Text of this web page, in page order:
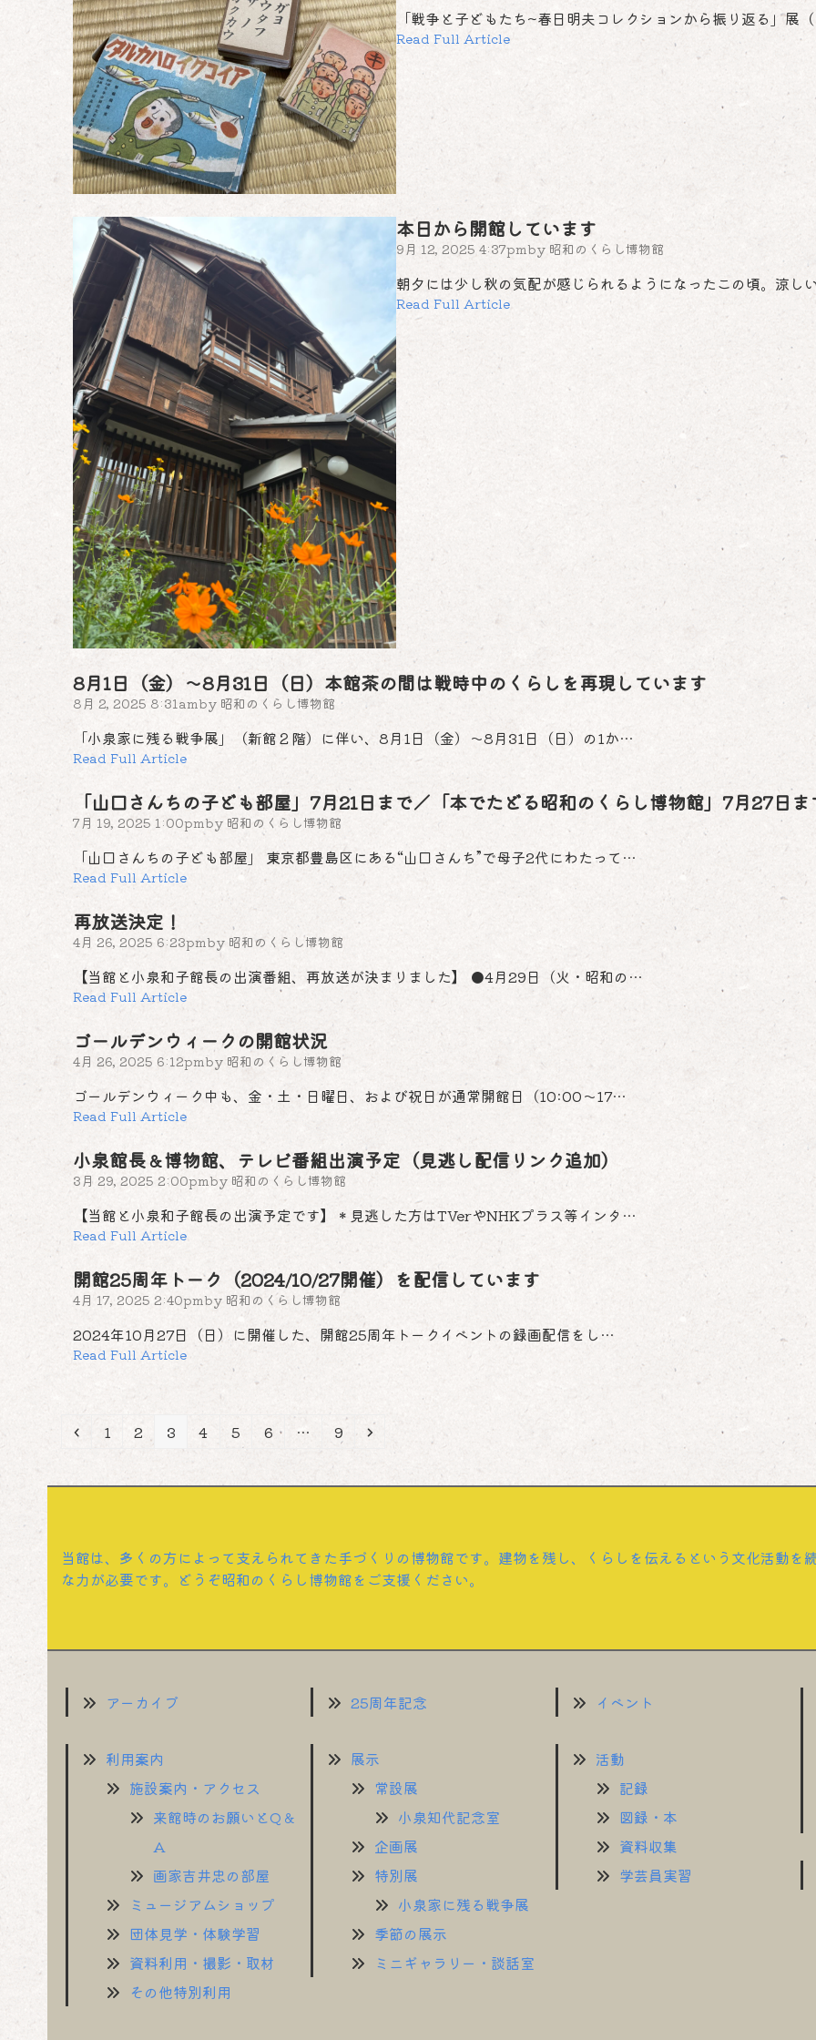
「戦争と子どもたち~春日明夫コレクションから振り返る」展
Read Full Article
本日から開館しています
9月 12, 2025 4:37pmby 昭和のくらし博物館
朝夕には少し秋の気配が感じられるようになったこの頃。涼
Read Full Article
8月1日（金）～8月31日（日）本館茶の間は戦時中のくらしを再現しています
8月 2, 2025 8:31amby 昭和のくらし博物館
「小泉家に残る戦争展」（新館２階）に伴い、8月1日（金）～8月31日（日）の1か…
Read Full Article
「山口さんちの子ども部屋」7月21日まで／「本でたどる昭和のくらし博物館」7月27日ま
7月 19, 2025 1:00pmby 昭和のくらし博物館
「山口さんちの子ども部屋」 東京都豊島区にある“山口さんち”で母子2代にわたって…
Read Full Article
再放送決定！
4月 26, 2025 6:23pmby 昭和のくらし博物館
【当館と小泉和子館長の出演番組、再放送が決まりました】 ●4月29日（火・昭和の…
Read Full Article
ゴールデンウィークの開館状況
4月 26, 2025 6:12pmby 昭和のくらし博物館
ゴールデンウィーク中も、金・土・日曜日、および祝日が通常開館日（10:00～17…
Read Full Article
小泉館長＆博物館、テレビ番組出演予定（見逃し配信リンク追加）
3月 29, 2025 2:00pmby 昭和のくらし博物館
【当館と小泉和子館長の出演予定です】＊見逃した方はTVerやNHKプラス等インタ…
Read Full Article
開館25周年トーク（2024/10/27開催）を配信しています
4月 17, 2025 2:40pmby 昭和のくらし博物館
2024年10月27日（日）に開催した、開館25周年トークイベントの録画配信をし…
Read Full Article
Previous
Page
1 Page
2 Page
3 Page
4 Page
5 Page
6 … Page
9 Next
当館は、多くの方によって支えられてきた手づくりの博物館です。建物を残し、くらしを伝えるという文化活動を
な力が必要です。どうぞ昭和のくらし博物館をご支援ください。
アーカイブ
利用案内
施設案内・アクセス
来館時のお願いとQ＆
A
画家吉井忠の部屋
ミュージアムショップ
団体見学・体験学習
資料利用・撮影・取材
その他特別利用
25周年記念
展示
常設展
小泉知代記念室
企画展
特別展
小泉家に残る戦争展
季節の展示
ミニギャラリー・談話室
イベント
活動
記録
図録・本
資料収集
学芸員実習